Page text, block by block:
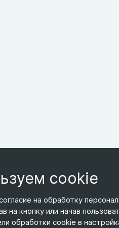
ТЕЛЕФОН
+7 495 266-65-67
ЭЛ. ПОЧТА
cookie
на обработку
на кнопку или начав
обработки cookie в